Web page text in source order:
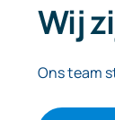
Wij
Ons team